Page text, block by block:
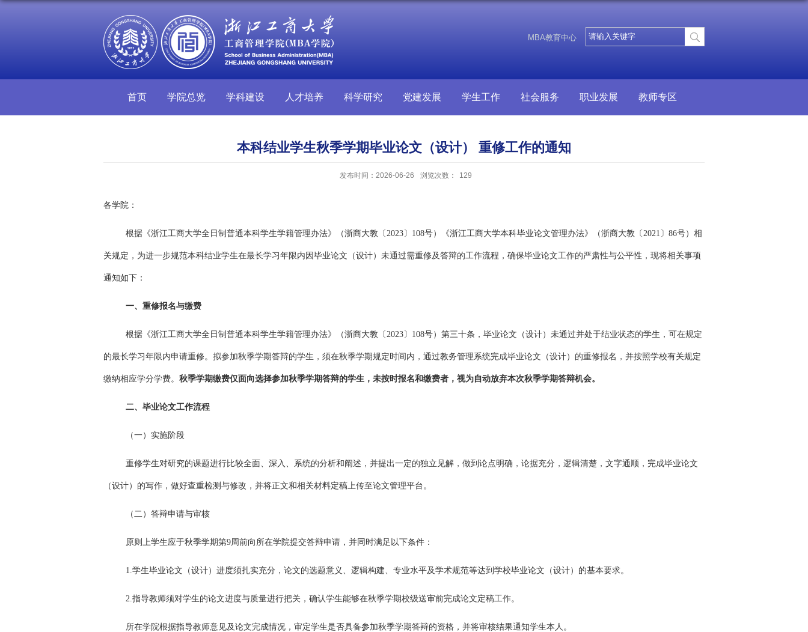
MBA教育中心
首页 学院总览 学科建设 人才培养 科学研究 党建发展 学生工作 社会服务 职业发展 教师专区
本科结业学生秋季学期毕业论文（设计） 重修工作的通知
发布时间：2026-06-26 浏览次数： 129
各学院：
根据《浙江工商大学全日制普通本科学生学籍管理办法》（浙商大教〔2023〕108号）《浙江工商大学本科毕业论文管理办法》（浙商大教〔2021〕86号）相
关规定，为进一步规范本科结业学生在最长学习年限内因毕业论文（设计）未通过需重修及答辩的工作流程，确保毕业论文工作的严肃性与公平性，现将相关事项
通知如下：
一、重修报名与缴费
根据《浙江工商大学全日制普通本科学生学籍管理办法》（浙商大教〔2023〕108号）第三十条，毕业论文（设计）未通过并处于结业状态的学生，可在规定
的最长学习年限内申请重修。拟参加秋季学期答辩的学生，须在秋季学期规定时间内，通过教务管理系统完成毕业论文（设计）的重修报名，并按照学校有关规定
缴纳相应学分学费。 秋季学期缴费仅面向选择参加秋季学期答辩的学生 ， 未按时报名和缴费者，视为自动放弃本次秋季学期答辩机会。
二、 毕业论文工作流程
（一）实施阶段
重修学生对研究的课题进行比较全面、深入、系统的分析和阐述，并提出一定的独立见解，做到论点明确，论据充分，逻辑清楚，文字通顺，完成毕业论文
（设计）的写作，做好查重检测与修改，并将正文和相关材料定稿上传至论文管理平台。
（二）答辩申请与审核
原则上学生应于秋季学期第9周前向所在学院提交答辩申请，并同时满足以下条件：
1.学生毕业论文（设计）进度须扎实充分，论文的选题意义、逻辑构建、专业水平及学术规范等达到学校毕业论文（设计）的基本要求。
2.指导教师须对学生的论文进度与质量进行把关，确认学生能够在秋季学期校级送审前完成论文定稿工作。
所在学院根据指导教师意见及论文完成情况，审定学生是否具备参加秋季学期答辩的资格，并将审核结果通知学生本人。